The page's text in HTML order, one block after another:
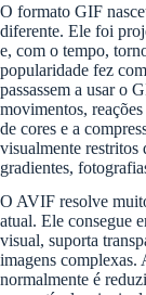
O formato GIF
diferente. Ele foi
e, com o tempo,
popularidade fez
passassem a usar o
movimentos,
de cores e a
visualmente restritos
gradientes,
O AVIF resolve
atual. Ele consegue
visual, suporta
imagens
normalmente é